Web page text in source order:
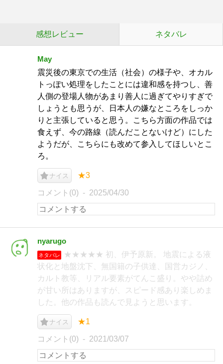
感想レビュー ネタバレ
May
震災後の東京での生活（社会）の様子や、オカル
トっぽい処理をしたことには違和感を持つし、善
人側の登場人物があまり善人に過ぎてやりすぎで
しょうとも思うが、日本人の嫌なところをしっか
りと主張していると思う。こちら方面の作品では
食えず、今の路線（読んだことないけど）にした
ようだが、こちらにも改めて参入してほしいとこ
ろ。
ナイス ★3
コメント(0) 2025/04/30
nyarugo
ネタバレ
★★★★★ 初、伊予原新。 地震による液
状化と地盤沈下、無国籍の子供達、国営カジノ、
カルト教等、リアル要素がてんこ盛り。やや詰め
が甘い所はありますが、スピード感あり楽しめま
した。他の作品も読んで見ようと思います。
ナイス ★1
コメント(0) 2021/03/07